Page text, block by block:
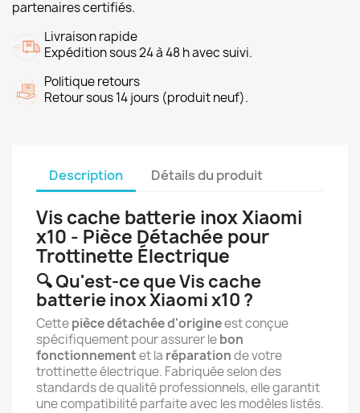
partenaires certifiés.
Livraison rapide
Expédition sous 24 à 48 h avec suivi.
Politique retours
Retour sous 14 jours (produit neuf).
Description Détails du produit
Vis cache batterie inox Xiaomi
x10 - Pièce Détachée pour
Trottinette Électrique
🔍 Qu'est-ce que Vis cache
batterie inox Xiaomi x10 ?
Cettepièce détachée d'origineest conçue
spécifiquement pour assurer lebon
fonctionnementet la réparationde votre
trottinette électrique. Fabriquée selon des
standards de qualité professionnels, elle garantit
une compatibilité parfaite avec les modèles listés.